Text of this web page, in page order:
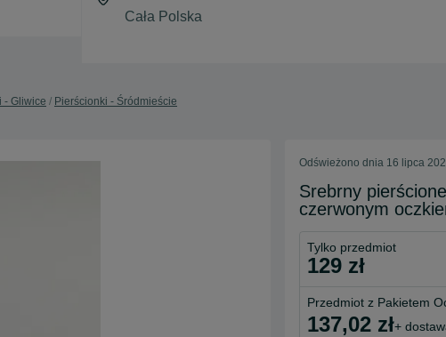
- Gliwice Pierścionki - Śródmieście
Odświeżono dnia 16 lipca
Srebrny
czerwonym
Tylko przedmiot
129 zł
Przedmiot z Pakietem
137,02 zł+